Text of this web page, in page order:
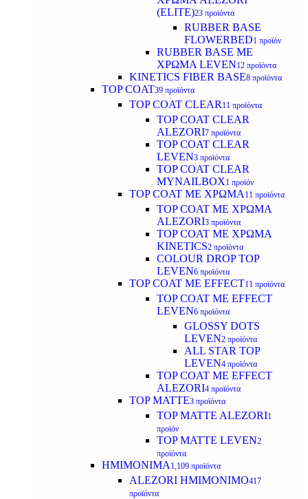
(ELITE)23 προϊόντα
RUBBER BASE
FLOWERBED1 προϊόν
RUBBER BASE ΜΕ
ΧΡΩΜΑ LEVEN12 προϊόντα
KINETICS FIBER BASE8 προϊόντα
TOP COAT39 προϊόντα
TOP COAT CLEAR 11 προϊόντα
TOP COAT CLEAR
ALEZORI7 προϊόντα
TOP COAT CLEAR
LEVEN3 προϊόντα
TOP COAT CLEAR
MYNAILBOX1 προϊόν
TOP COAT ΜΕ ΧΡΩΜΑ 11 προϊόντα
TOP COAT ΜΕ ΧΡΩΜΑ
ALEZORI3 προϊόντα
TOP COAT ΜΕ ΧΡΩΜΑ
KINETICS2 προϊόντα
COLOUR DROP TOP
LEVEN6 προϊόντα
TOP COAT ΜΕ EFFECT11 προϊόντα
TOP COAT ME EFFECT
LEVEN6 προϊόντα
GLOSSY DOTS
LEVEN2 προϊόντα
ALL STAR TOP
LEVEN4 προϊόντα
TOP COAT ME EFFECT
ALEZORI4 προϊόντα
TOP MATTE3 προϊόντα
TOP MATTE ALEZORI1
προϊόν
TOP MATTE LEVEN2
προϊόντα
ΗΜΙΜΟΝΙΜΑ 1,109 προϊόντα
ALEZORI ΗΜΙΜΟΝΙΜΟ417
προϊόντα